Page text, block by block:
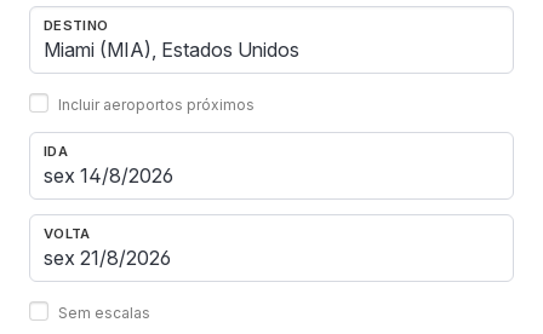
DESTINO
Incluir aeroportos próximos
IDA
VOLTA
Sem escalas